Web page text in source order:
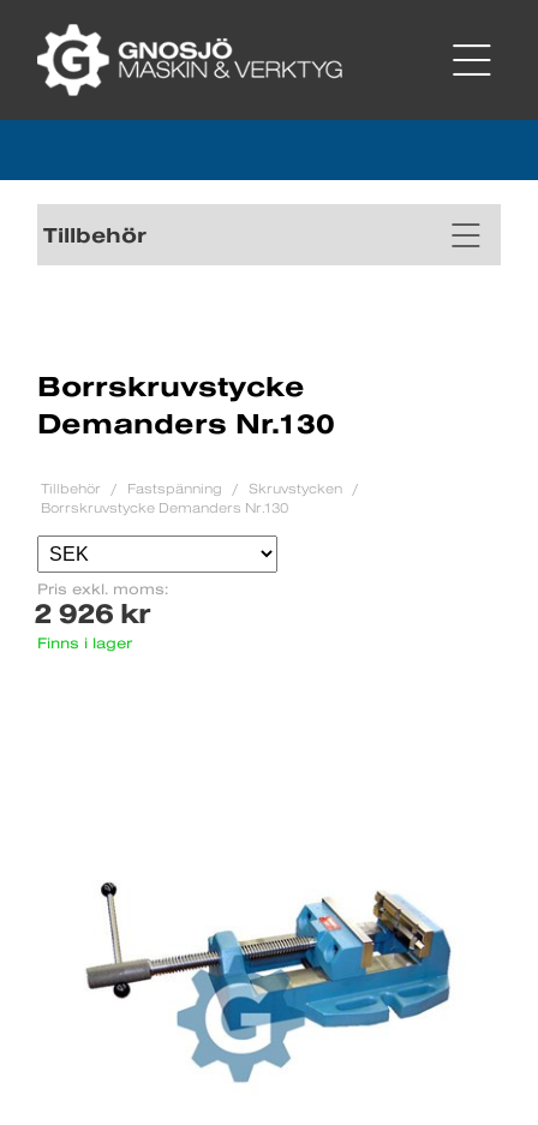
Tillbehör
Borrskruvstycke
Demanders Nr.130
Tillbehör Fastspänning
Skruvstycken
Borrskruvstycke Demanders Nr.130
Pris exkl. moms:
2 926 kr
Finns i lager